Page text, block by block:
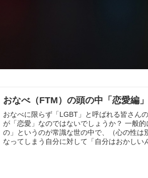
おなべ（FTM）の頭の中「恋愛編」
おなべに限らず「LGBT」と呼ばれる皆さん
が「恋愛」なのではないでしょうか？ 一般的に「恋愛は異性とするも
の」というのが常識な世の中で、（心の性は
なってしまう自分に対して「自分はおかしい